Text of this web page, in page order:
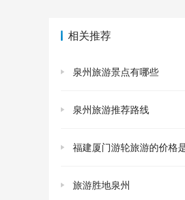
简直是人间极致的享受。我
感觉自己仿佛置身于一幅流
一次心灵的洗礼。我看到了
相关推荐
泉州旅游景点有哪些
泉州旅游推荐路线
福建厦门游轮旅游的价格
旅游胜地泉州